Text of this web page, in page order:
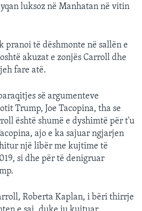
luksoz në Manhatan në vitin
pranoi të dëshmonte në sallën e
akuzat e zonjës Carroll dhe
fare atë.
së argumenteve
Trump, Joe Tacopina, tha se
është shumë e dyshimtë për t'u
ajo e ka sajuar ngjarjen
një libër me kujtime të
si dhe për të denigruar
Roberta Kaplan, i bëri thirrje